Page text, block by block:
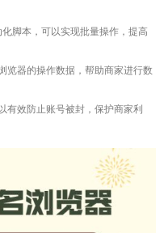
脚本，可以实现批量操作，提高
览器的操作数据，帮助商家进行数
有效防止账号被封，保护商家利